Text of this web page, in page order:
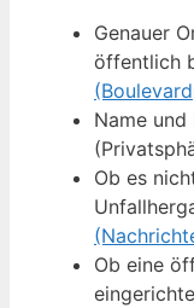
Genauer
öffentlich
Name
Ob es
Ob eine